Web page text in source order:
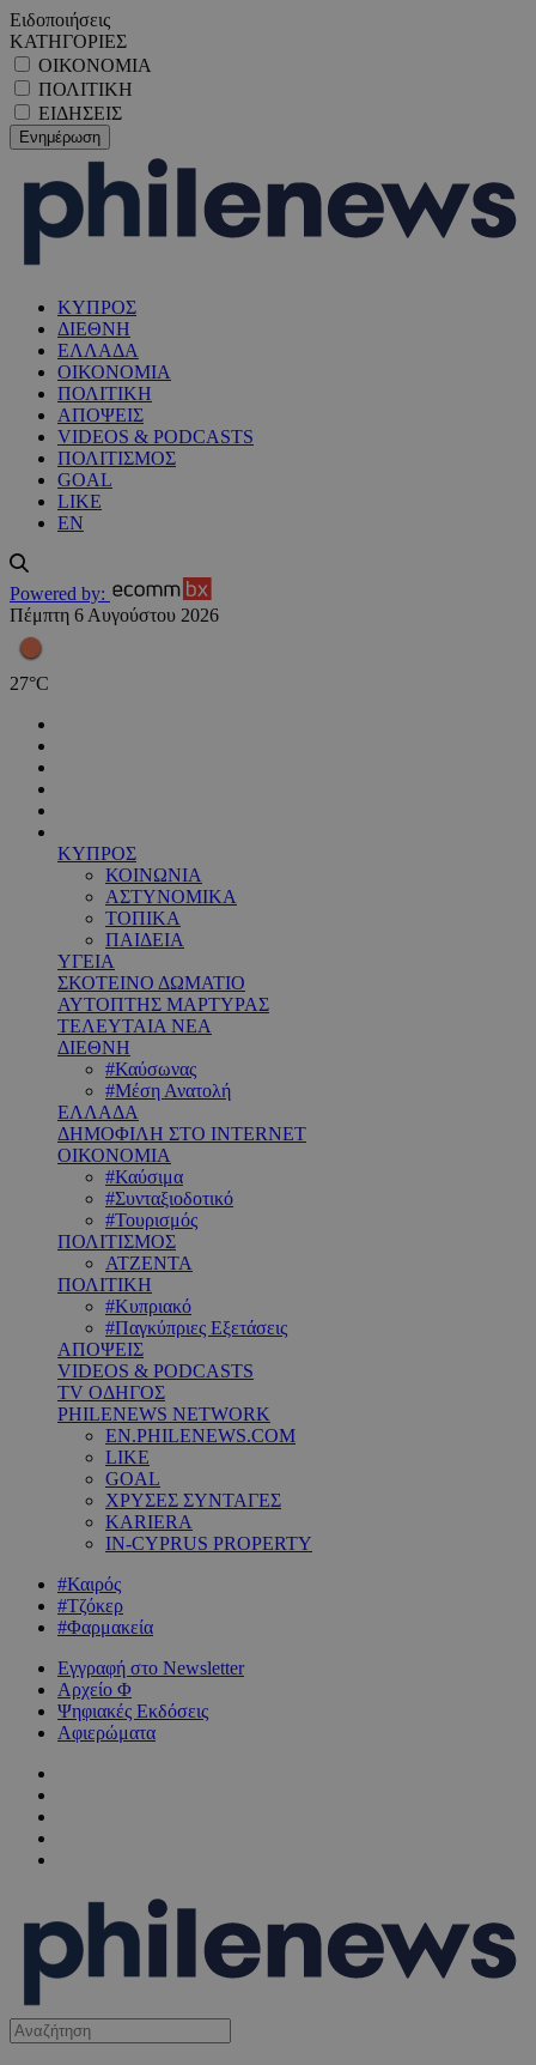
Ειδοποιήσεις
ΚΑΤΗΓΟΡΙΕΣ
ΟΙΚΟΝΟΜΙΑ
ΠΟΛΙΤΙΚΗ
ΕΙΔΗΣΕΙΣ
ΚΥΠΡΟΣ
ΔΙΕΘΝΗ
ΕΛΛΑΔΑ
ΟΙΚΟΝΟΜΙΑ
ΠΟΛΙΤΙΚΗ
ΑΠΟΨΕΙΣ
VIDEOS & PODCASTS
ΠΟΛΙΤΙΣΜΟΣ
GOAL
LIKE
EN
Powered by:
Πέμπτη 6 Αυγούστου 2026
27°C
ΚΥΠΡΟΣ
ΚΟΙΝΩΝΙΑ
ΑΣΤΥΝΟΜΙΚΑ
ΤΟΠΙΚΑ
ΠΑΙΔΕΙΑ
ΥΓΕΙΑ
ΣΚΟΤΕΙΝΟ ΔΩΜΑΤΙΟ
ΑΥΤΟΠΤΗΣ ΜΑΡΤΥΡΑΣ
ΤΕΛΕΥΤΑΙΑ ΝΕΑ
ΔΙΕΘΝΗ
#Καύσωνας
#Μέση Ανατολή
ΕΛΛΑΔΑ
ΔΗΜΟΦΙΛΗ ΣΤΟ INTERNET
ΟΙΚΟΝΟΜΙΑ
#Καύσιμα
#Συνταξιοδοτικό
#Τουρισμός
ΠΟΛΙΤΙΣΜΟΣ
ΑΤΖΕΝΤΑ
ΠΟΛΙΤΙΚΗ
#Κυπριακό
#Παγκύπριες Εξετάσεις
ΑΠΟΨΕΙΣ
VIDEOS & PODCASTS
TV ΟΔΗΓΟΣ
PHILENEWS NETWORK
EN.PHILENEWS.COM
LIKE
GOAL
ΧΡΥΣΕΣ ΣΥΝΤΑΓΕΣ
KARIERA
IN-CYPRUS PROPERTY
#Καιρός
#Τζόκερ
#Φαρμακεία
Εγγραφή στο Newsletter
Αρχείο Φ
Ψηφιακές Εκδόσεις
Αφιερώματα